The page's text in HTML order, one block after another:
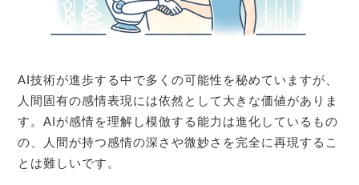
AI技術が進歩する中で多くの可能性を秘めていますが、
人間固有の感情表現には依然として大きな価値がありま
す。AIが感情を理解し模倣する能力は進化しているもの
の、人間が持つ感情の深さや微妙さを完全に再現するこ
とは難しいです。